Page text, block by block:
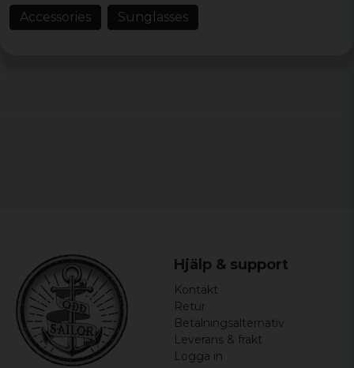
Material: 100% Polycarbonat
Design: Unisex
Accessories
Sunglasses
Hjälp & support
Kontakt
Retur
Betalningsalternativ
Leverans & frakt
Logga in